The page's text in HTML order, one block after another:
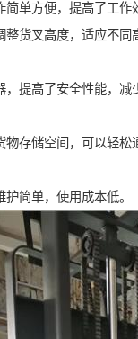
单方便，提高了工作
整货叉高度，适应不同
，提高了安全性能，减
物存储空间，可以轻松
简单，使用成本低。